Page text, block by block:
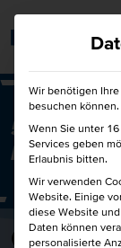
50€ für
Freund!
Wir benötigen
besuchen können.
Wenn Sie unter
Services geben
Erlaubnis bitten.
Wir verwenden
Website. Einige
diese Website
Daten können
personalisierte